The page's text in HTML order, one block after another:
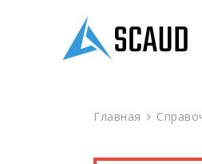
Главная